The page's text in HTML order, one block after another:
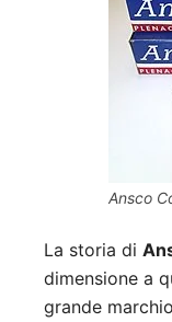
Ansco
La storia di
dimensione a
grande